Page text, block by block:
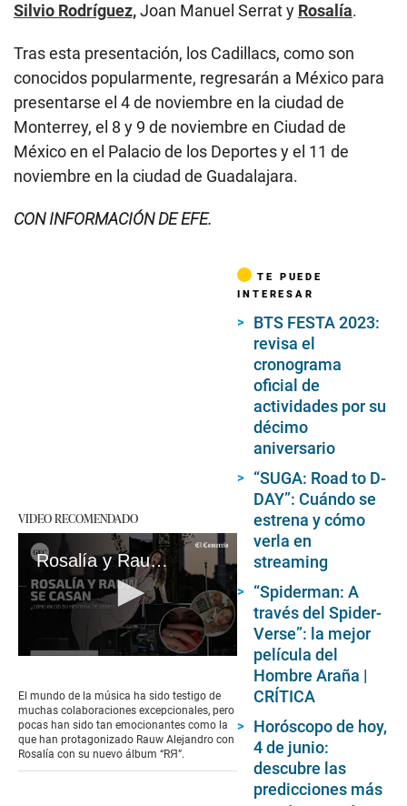
Silvio Rodríguez,Joan Manuel Serrat y Rosalía.
Tras esta presentación, los Cadillacs, como son
conocidos popularmente, regresarán a México para
presentarse el 4 de noviembre en la ciudad de
Monterrey, el 8 y 9 de noviembre en Ciudad de
México en el Palacio de los Deportes y el 11 de
noviembre en la ciudad de Guadalajara.
CON INFORMACIÓN DE EFE.
VIDEO RECOMENDADO
Rosalía y Rauw Alejandro anuncian que se casan: la historia de amor detrás de su álbum colaborativo “RЯ”
of
2
minutes,
42
seconds
El mundo de la música ha sido testigo de
muchas colaboraciones excepcionales, pero
pocas han sido tan emocionantes como la
que han protagonizado Rauw Alejandro con
Rosalía con su nuevo álbum “RЯ”.
TE PUEDE
INTERESAR
BTS FESTA 2023:
revisa el
cronograma
oficial de
actividades por su
décimo
aniversario
“SUGA: Road to D-
DAY”: Cuándo se
estrena y cómo
verla en
streaming
“Spiderman: A
través del Spider-
Verse”: la mejor
película del
Hombre Araña |
CRÍTICA
Horóscopo de hoy,
4 de junio:
descubre las
predicciones más